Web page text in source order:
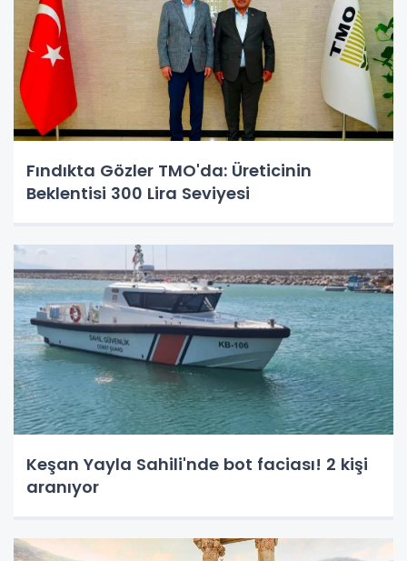
Fındıkta Gözler TMO'da: Üreticinin
Beklentisi 300 Lira Seviyesi
Keşan Yayla Sahili'nde bot faciası! 2 kişi
aranıyor